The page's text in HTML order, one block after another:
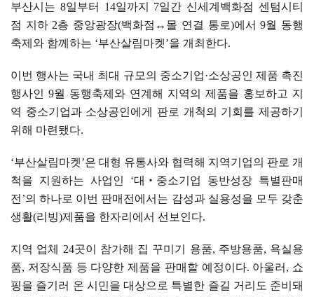
부산시는 8일부터 14일까지 7일간 신세계백화점 센텀시티
점 지하 2층 중앙광장(백화점 ↔ 몰 연결 통로)에서9월 동행
축제와 함께하는 ‘부산살림마켓’을 개최한다.
이번 행사는 국내 최대 규모의 중소기업·소상공인 제품 촉진
행사인 9월 동행축제와 연계해 지역의 제품을 홍보하고 지
역 중소기업과 소상공인에게 판로 개척의 기회를 제공하기
위해 마련됐다.
‘부산살림마켓’은 대형 유통사와 협력해 지역기업의 판로 개
척을 지원하는 사업인 ‘대 ‧ 중소기업 동반성장 특별판매
전 ’의 하나로 이번 판매전에서는 감성과 실용성을 모두 갖춘
생활(리빙)제품을 한자리에서 선보인다.
지역 업체 24곳이 참가해 집 꾸미기 용품, 주방용품, 욕실용
품, 저장식품 등 다양한 제품을 판매할 예정이다. 아울러 , 쇼
핑을 즐기러 온 시민을 대상으로 특별한 즐길 거리도 준비돼